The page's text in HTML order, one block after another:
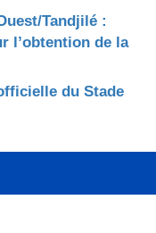
Tandjilé :
l’obtention de la
du Stade